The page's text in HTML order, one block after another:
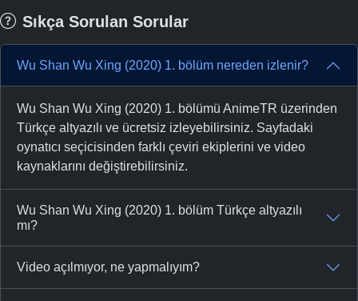
Sıkça Sorulan Sorular
Wu Shan Wu Xing (2020) 1. bölüm nereden izlenir?
Wu Shan Wu Xing (2020) 1. bölümü AnimeTR üzerinden
Türkçe altyazılı ve ücretsiz izleyebilirsiniz. Sayfadaki
oynatıcı seçicisinden farklı çeviri ekiplerini ve video
kaynaklarını değiştirebilirsiniz.
Wu Shan Wu Xing (2020) 1. bölüm Türkçe altyazılı
mı?
Video açılmıyor, ne yapmalıyım?